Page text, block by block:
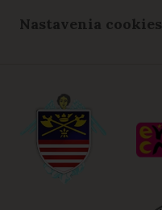
Nastavenia cookies